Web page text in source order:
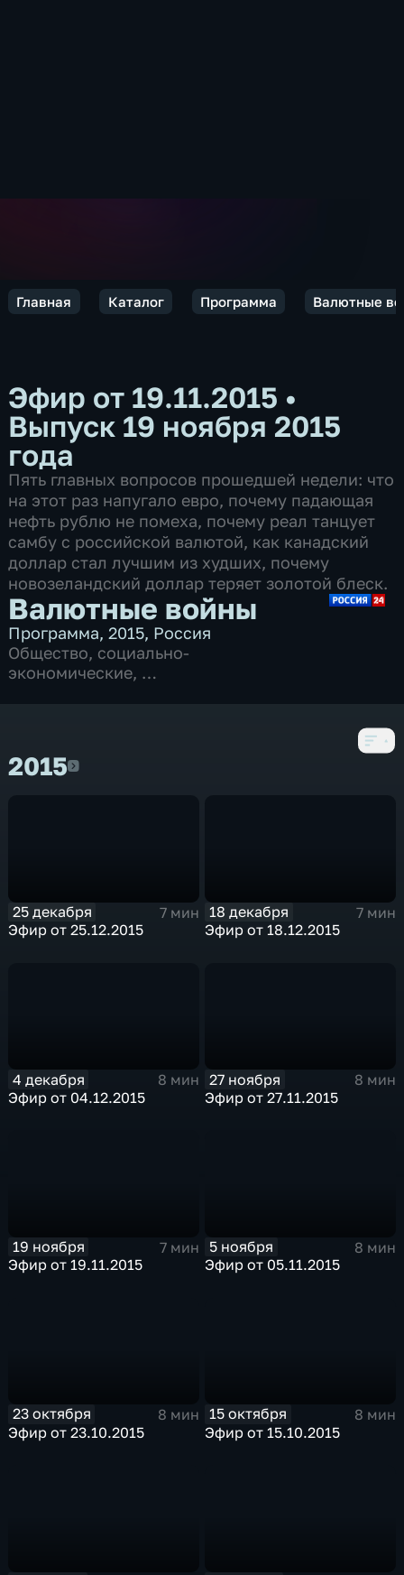
Главная Каталог Программа Валютные
Эфир от 19.11.2015 •
Выпуск 19 ноября 2015
года
Пять главных вопросов прошедшей недели: что
на этот раз напугало евро, почему падающая
нефть рублю не помеха, почему реал танцует
самбу с российской валютой, как канадский
доллар стал лучшим из худших, почему
новозеландский доллар теряет золотой блеск.
Валютные войны
Программа,2015, Россия
Общество, социально-
экономические,
20152015
25 декабря
7 мин
Эфир от 25.12.2015
18 декабря
7 мин
Эфир от 18.12.2015
4 декабря
8 мин
Эфир от 04.12.2015
27 ноября
8 мин
Эфир от 27.11.2015
19 ноября
7 мин
Эфир от 19.11.2015
5 ноября
8 мин
Эфир от 05.11.2015
23 октября
8 мин
Эфир от 23.10.2015
15 октября
8 мин
Эфир от 15.10.2015